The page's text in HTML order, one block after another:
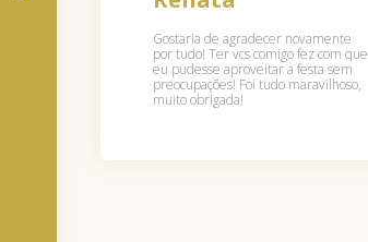
Gostaria de agradecer novamente
por tudo! Ter vcs comigo fez com que
eu pudesse aproveitar a festa sem
preocupações! Foi tudo maravilhoso,
muito obrigada!